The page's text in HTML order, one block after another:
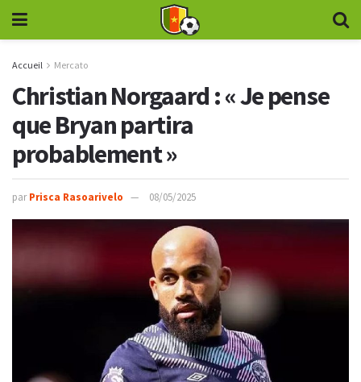
Accueil Mercato
Christian Norgaard : « Je pense
que Bryan partira
probablement »
par Prisca Rasoarivelo 08/05/2025